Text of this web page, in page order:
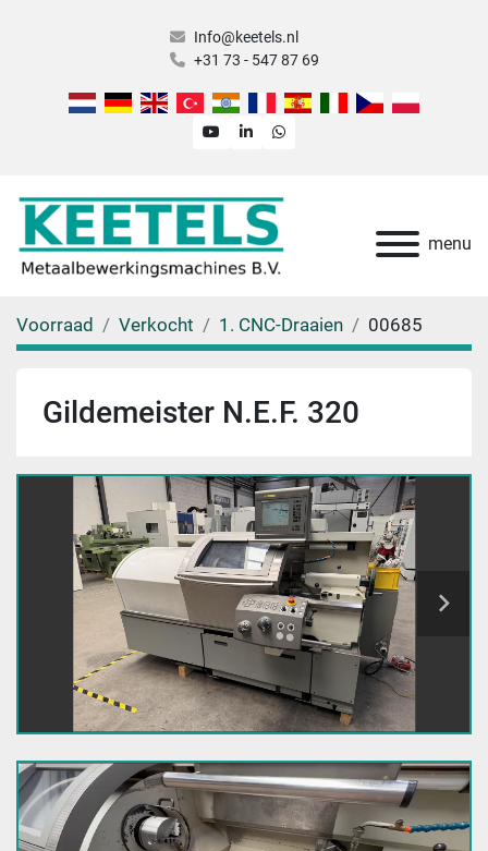
Info@keetels.nl
+31 73 - 547 87 69
youtubelinkedinwhatsapp
menu
Voorraad Verkocht 1. CNC-Draaien 00685
Gildemeister N.E.F. 320